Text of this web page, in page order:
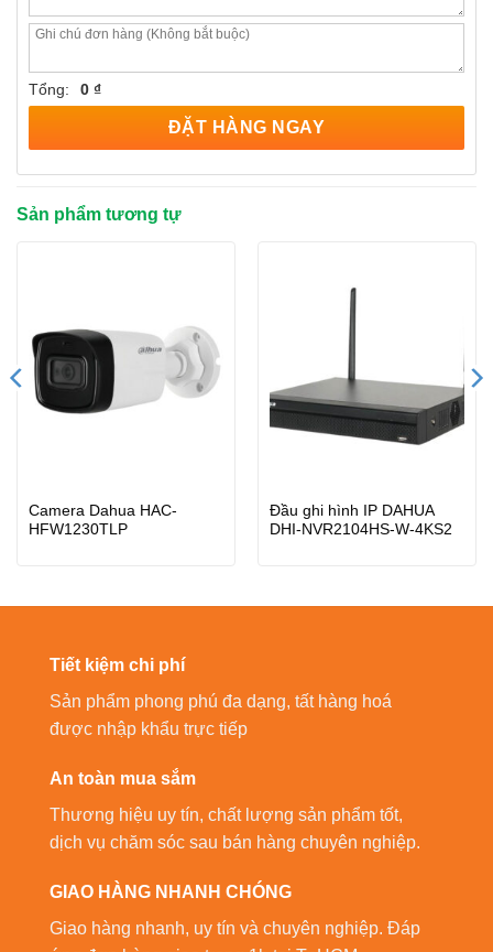
Tổng: 0 ₫
ĐẶT HÀNG NGAY
Sản phẩm tương tự
Camera Dahua HAC-
HFW1230TLP
Đầu ghi hình IP DAHUA
DHI-NVR2104HS-W-4KS2
Tiết kiệm chi phí
Sản phẩm phong phú đa dạng, tất hàng hoá
được nhập khẩu trực tiếp
An toàn mua sắm
Thương hiệu uy tín, chất lượng sản phẩm tốt,
dịch vụ chăm sóc sau bán hàng chuyên nghiệp.
GIAO HÀNG NHANH CHÓNG
Giao hàng nhanh, uy tín và chuyên nghiệp. Đáp